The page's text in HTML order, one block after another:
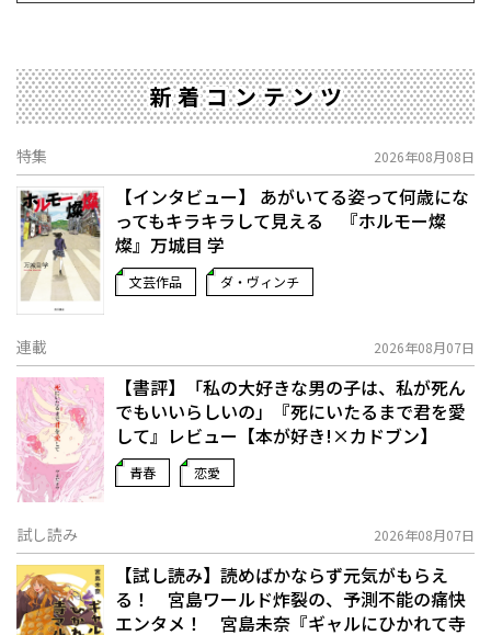
新着コンテンツ
特集 2026年08月08日
【インタビュー】 あがいてる姿って何歳にな
ってもキラキラして見える 『ホルモー燦
燦』万城目 学
文芸作品 ダ・ヴィンチ
連載 2026年08月07日
【書評】「私の大好きな男の子は、私が死ん
でもいいらしいの」――『死にいたるまで君を愛
して』レビュー【本が好き!×カドブン】
青春 恋愛
試し読み 2026年08月07日
【試し読み】読めばかならず元気がもらえ
る！ 宮島ワールド炸裂の、予測不能の痛快
エンタメ！ 宮島未奈『ギャルにひかれて寺